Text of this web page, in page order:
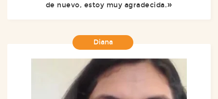
de nuevo, estoy muy agradecida.
Diana